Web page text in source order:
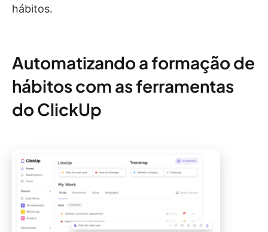
hábitos.
Automatizando a formação de
hábitos com as ferramentas
do ClickUp